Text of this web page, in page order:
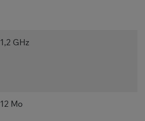
1,2 GHz
12 Mo